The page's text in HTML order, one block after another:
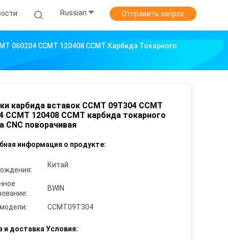
Russian Отправить запрос
060204 CCMT 120408 CCMT Карбида Токарного
карбида вставок CCMT 09T304 CCMT
CCMT 120408 CCMT карбида токарного
CNC поворачивая
информация о продукте:
Китай
BWIN
CCMT09T304
и доставка Условия: